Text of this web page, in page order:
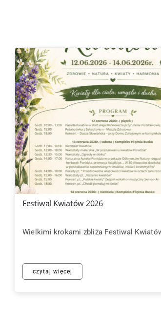
Festiwal Kwiatów 2026
Wielkimi krokami zbliża Festiwal
czytaj więcej